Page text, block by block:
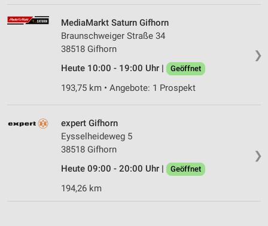
❯
MediaMarkt Saturn Gifhorn
Braunschweiger Straße 34
38518 Gifhorn
Heute 10:00 - 19:00 Uhr |
Geöffnet
193,75 km • Angebote: 1 Prospekt
❯
expert Gifhorn
Eysselheideweg 5
38518 Gifhorn
Heute 09:00 - 20:00 Uhr |
Geöffnet
194,26 km